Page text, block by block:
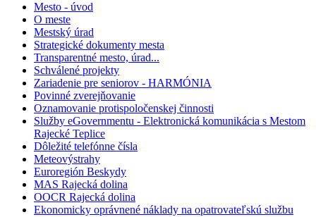
Mesto - úvod
O meste
Mestský úrad
Strategické dokumenty mesta
Transparentné mesto, úrad...
Schválené projekty
Zariadenie pre seniorov - HARMÓNIA
Povinné zverejňovanie
Oznamovanie protispoločenskej činnosti
Služby eGovernmentu - Elektronická komunikácia s Mestom
Rajecké Teplice
Dôležité telefónne čísla
Meteovýstrahy
Euroregión Beskydy
MAS Rajecká dolina
OOCR Rajecká dolina
Ekonomicky oprávnené náklady na opatrovateľskú službu